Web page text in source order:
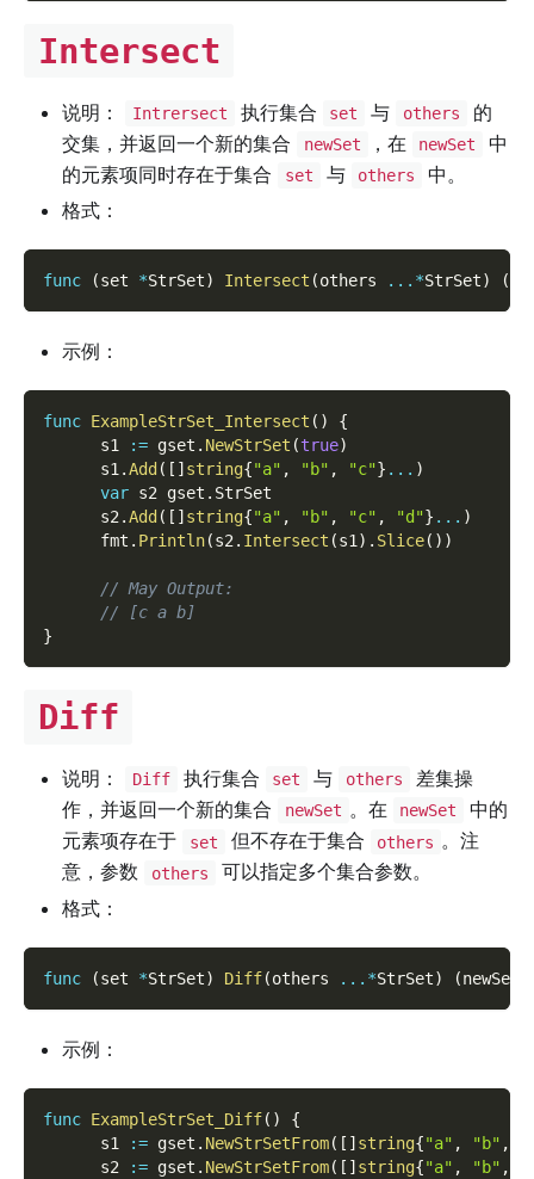
Intersect
说明： Intrersect 执行集合 set 与 others
的
交集，并返回一个新的集合
newSet ，在 newSet
中
的元素项同时存在于集合
set 与 others
中。
格式：
func (set *StrSet) Intersect (others ... *StrSet) (
示例：
func ExampleStrSet_Intersect ( )
{
      s1
:= gset . NewStrSet (true)
      s1
.Add ( [ ] string{"a" , "b" , "c"} ... )
var s2 gset . StrSet
      s2
.Add ( [ ] string{"a" , "b" , "c" , "d"} ... )
      fmt
. Println(s2 . Intersect (s1 ) . Slice( ) )
// May Output:
// [c a b]
}
Diff
说明： Diff 执行集合 set 与 others
差集操
作，并返回一个新的集合
newSet 。在 newSet
中的
元素项存在于
set 但不存在于集合 others 。注
意，参数
others
可以指定多个集合参数。
格式：
func (set *StrSet) Diff(others ... *StrSet) (newSet
示例：
func ExampleStrSet_Diff( )
{
      s1
:= gset . NewStrSetFrom( [ ] string{"a" , "b" ,
      s2
:= gset . NewStrSetFrom( [ ] string{"a" , "b" ,